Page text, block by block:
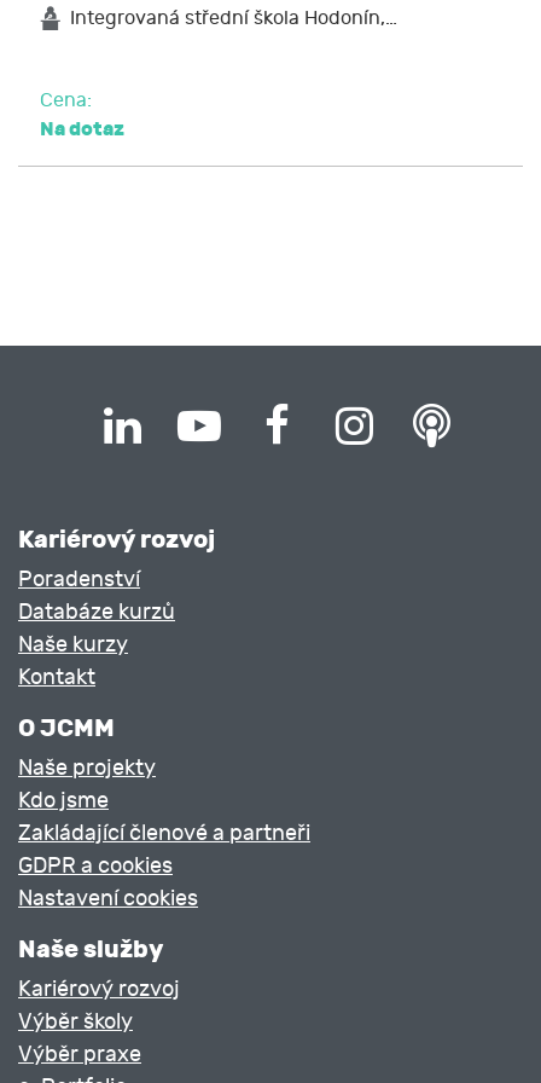
Integrovaná střední škola Hodonín,…
Cena:
Na dotaz
Kariérový rozvoj
Poradenství
Databáze kurzů
Naše kurzy
Kontakt
O JCMM
Naše projekty
Kdo jsme
Zakládající členové a partneři
GDPR a cookies
Nastavení cookies
Naše služby
Kariérový rozvoj
Výběr školy
Výběr praxe